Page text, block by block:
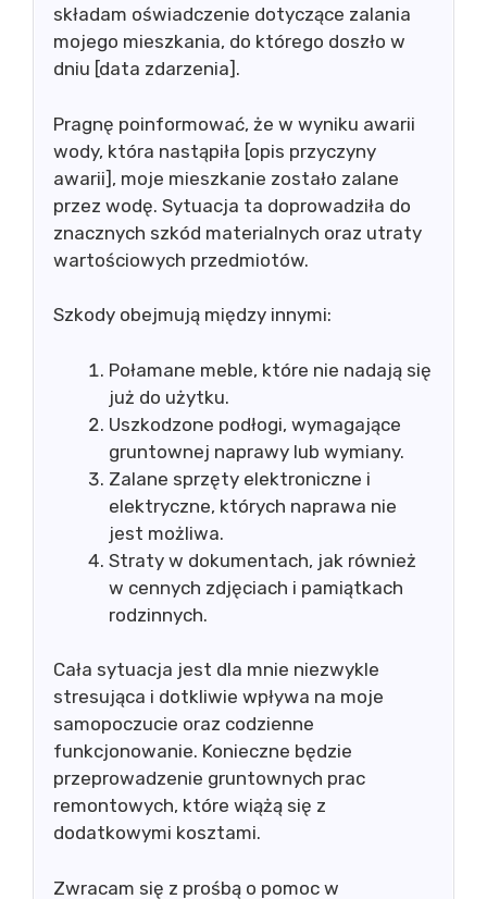
składam oświadczenie dotyczące zalania
mojego mieszkania, do którego doszło w
dniu [data zdarzenia].
Pragnę poinformować, że w wyniku awarii
wody, która nastąpiła [opis przyczyny
awarii], moje mieszkanie zostało zalane
przez wodę. Sytuacja ta doprowadziła do
znacznych szkód materialnych oraz utraty
wartościowych przedmiotów.
Szkody obejmują między innymi:
Połamane meble, które nie nadają się
już do użytku.
Uszkodzone podłogi, wymagające
gruntownej naprawy lub wymiany.
Zalane sprzęty elektroniczne i
elektryczne, których naprawa nie
jest możliwa.
Straty w dokumentach, jak również
w cennych zdjęciach i pamiątkach
rodzinnych.
Cała sytuacja jest dla mnie niezwykle
stresująca i dotkliwie wpływa na moje
samopoczucie oraz codzienne
funkcjonowanie. Konieczne będzie
przeprowadzenie gruntownych prac
remontowych, które wiążą się z
dodatkowymi kosztami.
Zwracam się z prośbą o pomoc w